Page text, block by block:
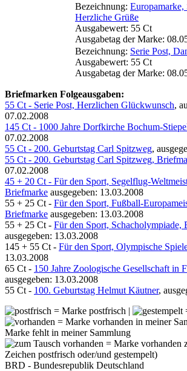
Bezeichnung: Europamarke,
Herzliche Grüße
Ausgabewert: 55 Ct
Ausgabetag der Marke:
Bezeichnung: Serie Post,
Ausgabewert: 55 Ct
Ausgabetag der Marke:
Briefmarken Folgeausgaben:
55 Ct - Serie Post, Herzlichen Glückwunsch,
07.02.2008
145 Ct - 1000 Jahre Dorfkirche Bochum-
07.02.2008
55 Ct - 200. Geburtstag Carl Spitzweg,
55 Ct - 200. Geburtstag Carl Spitzweg,
07.02.2008
45 + 20 Ct - Für den Sport, Segelflug-
Briefmarke ausgegeben: 13.03.2008
55 + 25 Ct - Für den Sport, Fußball-
Briefmarke ausgegeben: 13.03.2008
55 + 25 Ct - Für den Sport, Schacholympiade,
ausgegeben: 13.03.2008
145 + 55 Ct - Für den Sport, Olympische
13.03.2008
65 Ct - 150 Jahre Zoologische Gesellschaft in
ausgegeben: 13.03.2008
55 Ct - 100. Geburtstag Helmut Käutner,
= Marke postfrisch |
= Marke vorhanden in meiner
Marke fehlt in meiner Sammlung
= Marke vorhanden
Zeichen postfrisch oder/und gestempelt)
BRD - Bundesrepublik Deutschland